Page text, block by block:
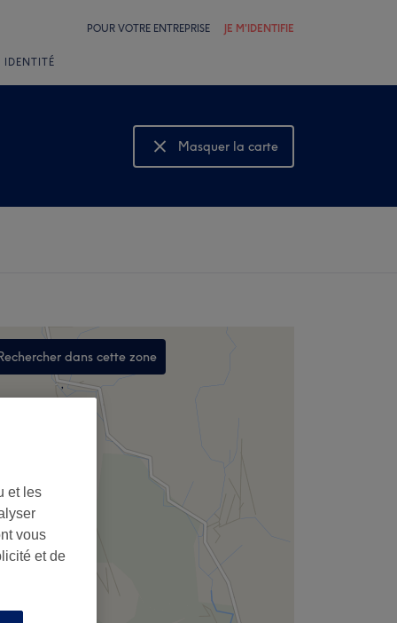
POUR VOTRE ENTREPRISE JE M'IDENTIFIE
IDENTITÉ
Masquer la carte
Montrer la carte
dans cette zone
,
et les
vous
et de